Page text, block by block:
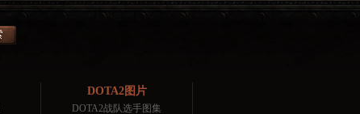
DOTA2图片
DOTA2战队选手图集